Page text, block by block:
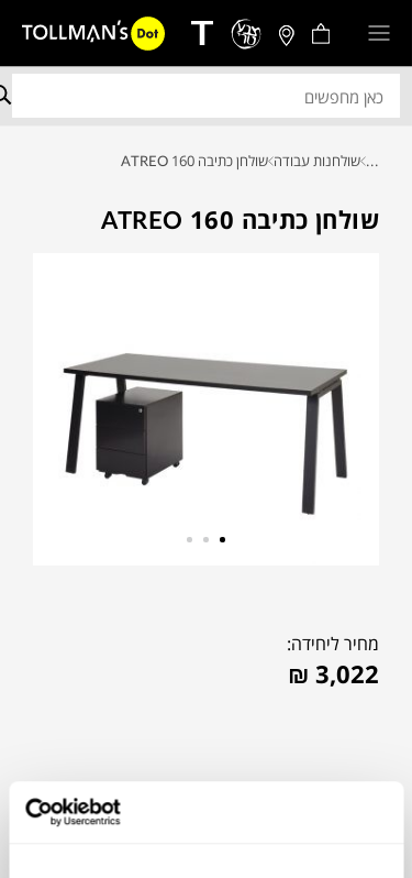
... שולחנות עבודה שולחן כתיבה ATREO 160
שולחן כתיבה ATREO 160
מחיר ליחידה:
₪ 3,022